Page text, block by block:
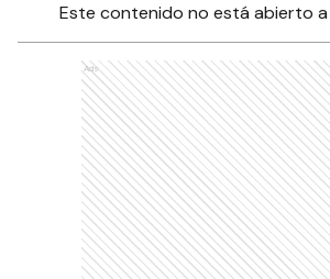
Este contenido no está abierto
Ads